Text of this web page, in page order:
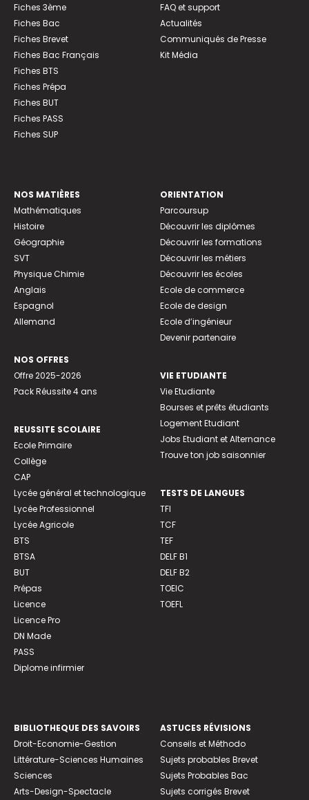
Fiches 3ème
Fiches Bac
Fiches Brevet
Fiches Bac Français
Fiches BTS
Fiches Prépa
Fiches BUT
Fiches PASS
Fiches SUP
FAQ et support
Actualités
Communiqués de Presse
Kit Média
NOS MATIÈRES
Mathématiques
Histoire
Géographie
SVT
Physique Chimie
Anglais
Espagnol
Allemand
NOS OFFRES
Offre 2025-2026
Pack Réussite 4 ans
REUSSITE SCOLAIRE
Ecole Primaire
Collège
CAP
Lycée général et technologique
Lycée Professionnel
Lycée Agricole
BTS
BTSA
BUT
Prépas
Licence
Licence Pro
DN Made
PASS
Diplome infirmier
ORIENTATION
Parcoursup
Découvrir les diplômes
Découvrir les formations
Découvrir les métiers
Découvrir les écoles
Ecole de commerce
Ecole de design
Ecole d’ingénieur
Devenir partenaire
VIE ETUDIANTE
Vie Etudiante
Bourses et prêts étudiants
Logement Etudiant
Jobs Etudiant et Alternance
Trouve ton job saisonnier
TESTS DE LANGUES
TFI
TCF
TEF
DELF B1
DELF B2
TOEIC
TOEFL
BIBLIOTHEQUE DES SAVOIRS
Droit-Economie-Gestion
Littérature-Sciences Humaines
Sciences
Arts-Design-Spectacle
ASTUCES RÉVISIONS
Conseils et Méthodo
Sujets probables Brevet
Sujets Probables Bac
Sujets corrigés Brevet